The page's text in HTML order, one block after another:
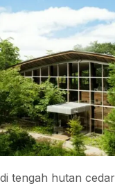
tengah hutan